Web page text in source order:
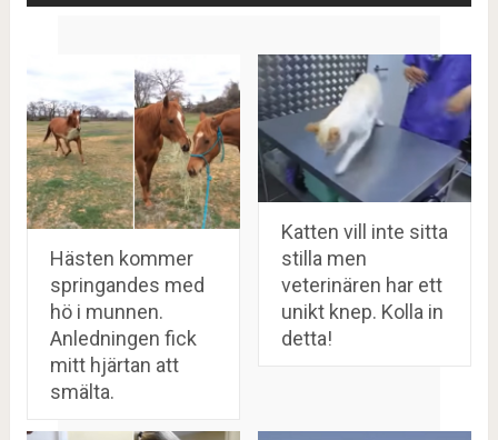
Hästen kommer
springandes med
hö i munnen.
Anledningen fick
mitt hjärtan att
smälta.
Katten vill inte sitta
stilla men
veterinären har ett
unikt knep. Kolla in
detta!